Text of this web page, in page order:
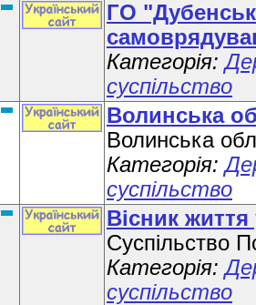
ГО
Категорія:
суспільство
Волинська
Волинська
Категорія:
суспільство
Вісник життя
Суспільство
Категорія:
суспільство